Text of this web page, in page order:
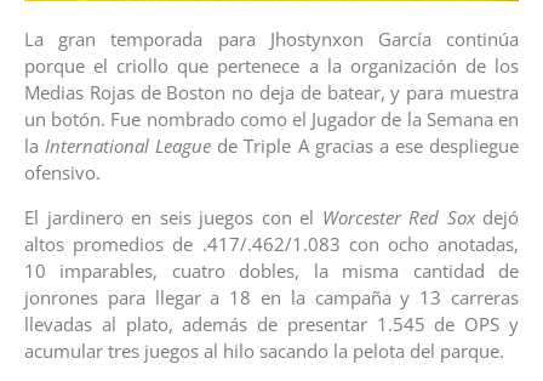
La gran temporada para Jhostynxon García continúa
porque el criollo que pertenece a la organización de los
Medias Rojas de Boston no deja de batear, y para muestra
un botón. Fue nombrado como el Jugador de la Semana en
laInternational League de Triple A gracias a ese despliegue
ofensivo.
El jardinero en seis juegos con el Worcester Red Soxdejó
altos promedios de .417/.462/1.083 con ocho anotadas,
10 imparables, cuatro dobles, la misma cantidad de
jonrones para llegar a 18 en la campaña y 13 carreras
llevadas al plato, además de presentar 1.545 de OPS y
acumular tres juegos al hilo sacando la pelota del parque.